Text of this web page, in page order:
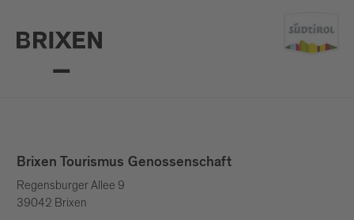
Brixen Tourismus Genossenschaft
Regensburger Allee 9
39042 Brixen